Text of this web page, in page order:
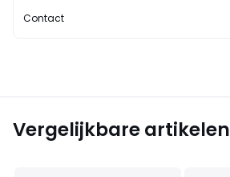
Contact
Vergelijkbare artikelen